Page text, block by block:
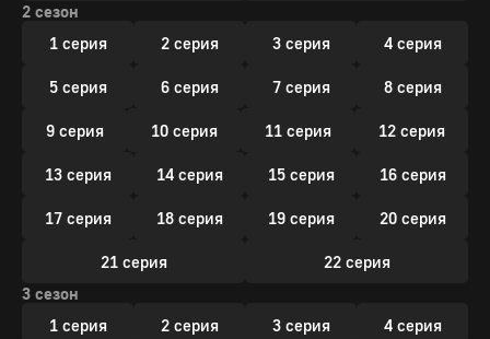
2 сезон
1 серия
2 серия 3 серия 4 серия
5 серия 6 серия 7 серия 8 серия
9 серия 10 серия 11 серия 12 серия
13 серия 14 серия 15 серия 16 серия
17 серия 18 серия 19 серия 20 серия
21 серия
22 серия
3 сезон
1 серия
2 серия 3 серия 4 серия